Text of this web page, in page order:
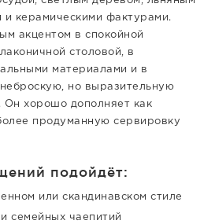
и керамическими фактурами.
акцентом в спокойной
столовой, в
материалами и в
но выразительную
Он хорошо дополняет как
продуманную сервировку
подойдёт:
или скандинавском стиле
семейных чаепитий